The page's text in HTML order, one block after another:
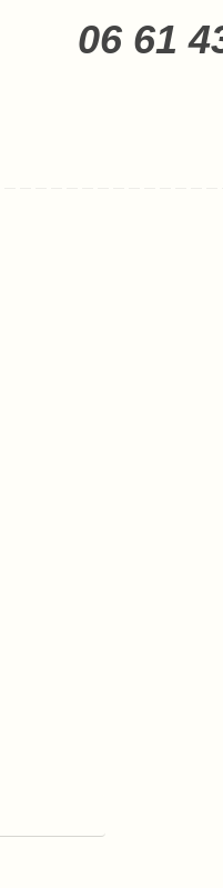
06 61